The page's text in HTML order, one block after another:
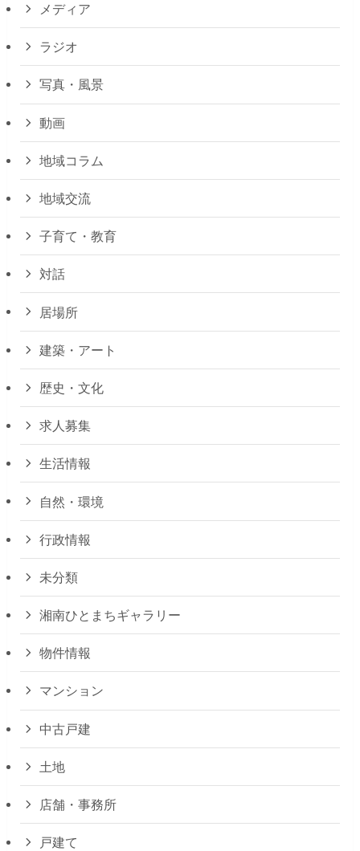
メディア
ラジオ
写真・風景
動画
地域コラム
地域交流
子育て・教育
対話
居場所
建築・アート
歴史・文化
求人募集
生活情報
自然・環境
行政情報
未分類
湘南ひとまちギャラリー
物件情報
マンション
中古戸建
土地
店舗・事務所
戸建て